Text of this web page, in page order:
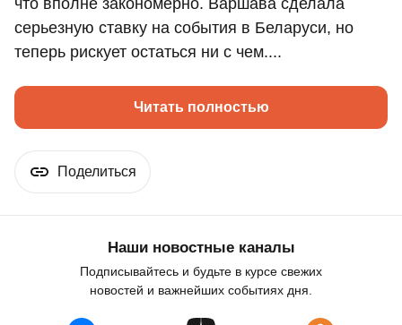
что вполне закономерно. Варшава сделала
серьезную ставку на события в Беларуси, но
теперь рискует остаться ни с чем....
Читать полностью
Поделиться
Наши новостные каналы
Подписывайтесь и будьте в курсе свежих
новостей и важнейших событиях дня.